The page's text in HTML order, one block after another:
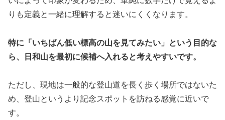
りも定義と一緒に理解すると迷いにくくなります。
特に「いちばん低い標高の山を見てみたい」という目的な
ら、日和山を最初に候補へ入れると考えやすいです。
ただし、現地は一般的な登山道を長く歩く場所ではないた
め、登山というより記念スポットを訪ねる感覚に近いで
す。